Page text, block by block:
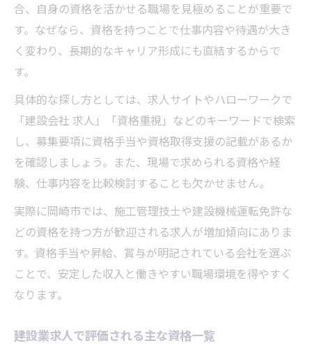
合、自身の資格を活かせる職場を見極めることが重要で
す。なぜなら、資格を持つことで仕事内容や待遇が大き
く変わり、長期的なキャリア形成にも直結するからで
す。
具体的な探し方としては、求人サイトやハローワークで
「建設会社 求人」「資格重視」などのキーワードで検索
し、募集要項に資格手当や資格取得支援の記載があるか
を確認しましょう。また、現場で求められる資格や経
験、仕事内容を比較検討することも欠かせません。
実際に岡崎市では、施工管理技士や建設機械運転免許な
どの資格を持つ方が歓迎される求人が増加傾向にありま
す。資格手当や昇給、賞与が明記されている会社を選ぶ
ことで、安定した収入と働きやすい職場環境を得やすく
なります。
建設業求人で評価される主な資格一覧